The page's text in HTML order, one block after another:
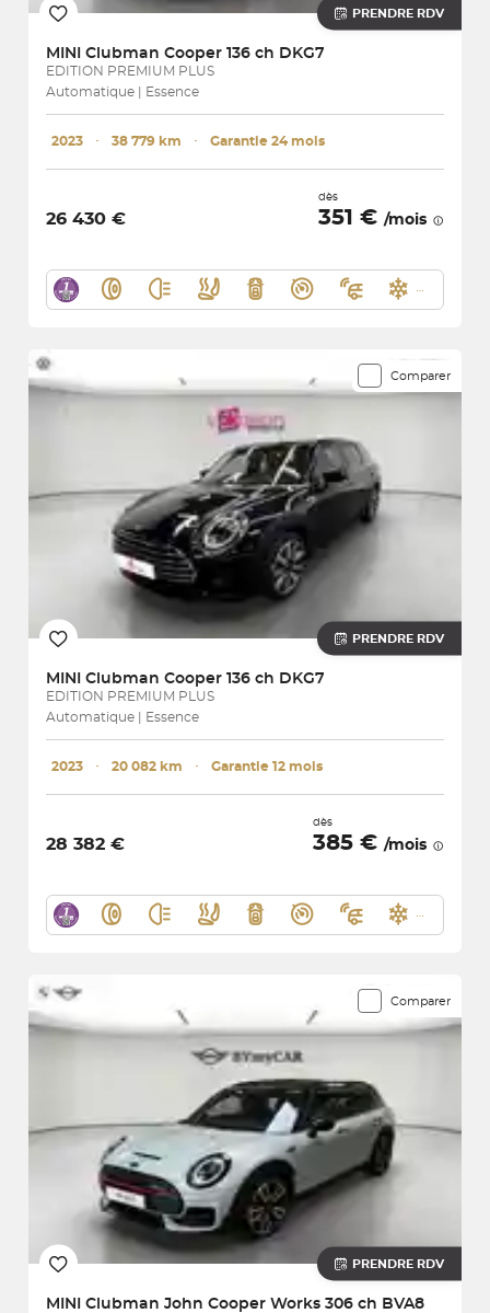
PRENDRE RDV
MINI Clubman Cooper 136 ch DKG7
EDITION PREMIUM PLUS
Automatique | Essence
2023 ･ 38 779 km ･ Garantie 24 mois
26 430 €
dès
351 € /mois
Comparer
PRENDRE RDV
MINI Clubman Cooper 136 ch DKG7
EDITION PREMIUM PLUS
Automatique | Essence
2023 ･ 20 082 km ･ Garantie 12 mois
28 382 €
dès
385 € /mois
Comparer
PRENDRE RDV
MINI Clubman John Cooper Works 306 ch BVA8